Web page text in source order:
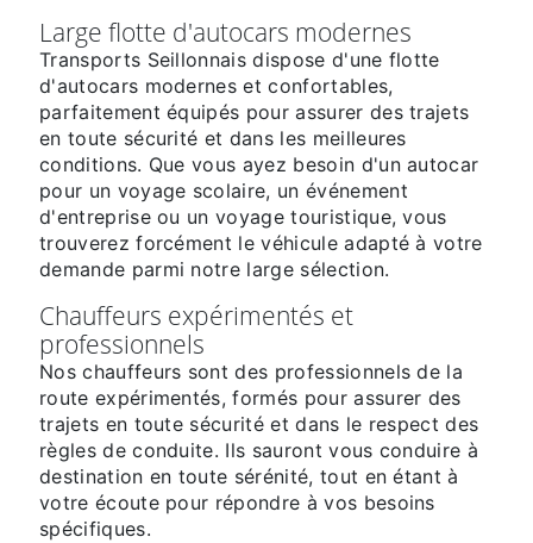
Large flotte d'autocars modernes
Transports Seillonnais dispose d'une flotte
d'autocars modernes et confortables,
parfaitement équipés pour assurer des trajets
en toute sécurité et dans les meilleures
conditions. Que vous ayez besoin d'un autocar
pour un voyage scolaire, un événement
d'entreprise ou un voyage touristique, vous
trouverez forcément le véhicule adapté à votre
demande parmi notre large sélection.
Chauffeurs expérimentés et
professionnels
Nos chauffeurs sont des professionnels de la
route expérimentés, formés pour assurer des
trajets en toute sécurité et dans le respect des
règles de conduite. Ils sauront vous conduire à
destination en toute sérénité, tout en étant à
votre écoute pour répondre à vos besoins
spécifiques.